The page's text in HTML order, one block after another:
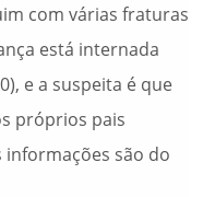
com várias fraturas
está internada
e a suspeita é que
próprios pais
são do